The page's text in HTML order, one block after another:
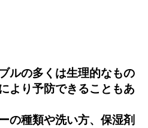
ルの多くは生理的なもの
より予防できることもあ
の種類や洗い方、保湿剤